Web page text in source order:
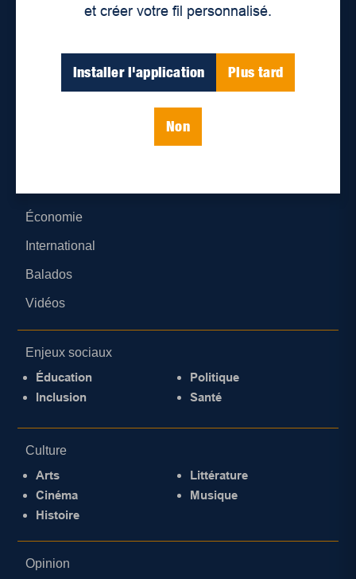
et créer votre fil personnalisé.
Installer l'application Plus tard
Non
Économie
International
Balados
Vidéos
Enjeux sociaux
Éducation
Inclusion
Politique
Santé
Culture
Arts
Cinéma
Histoire
Littérature
Musique
Opinion